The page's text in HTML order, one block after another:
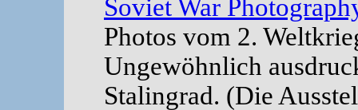
Soviet War
Photos vom 2.
Ungewöhnlich
Stalingrad. (Die